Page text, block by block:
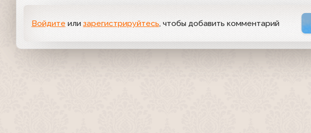
Войдите или зарегистрируйтесь, чтобы добавить комментарий